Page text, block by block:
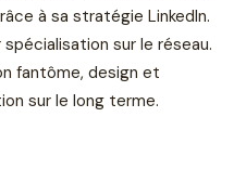
à sa stratégie LinkedIn.
sur le réseau.
fantôme, design et
sur le long terme.